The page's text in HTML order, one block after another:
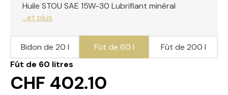
Huile STOU SAE 15W-30 Lubrifiant minéral
...et plus
Fût de 60 litres
CHF 402.10
Bidon de 20 l Fût de 60 l Fût de 200 l